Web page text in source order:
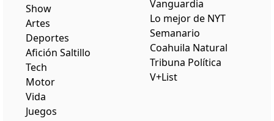
Show
Artes
Deportes
Afición Saltillo
Tech
Motor
Vida
Juegos
Vanguardia
Lo mejor de NYT
Semanario
Coahuila Natural
Tribuna Política
V+List